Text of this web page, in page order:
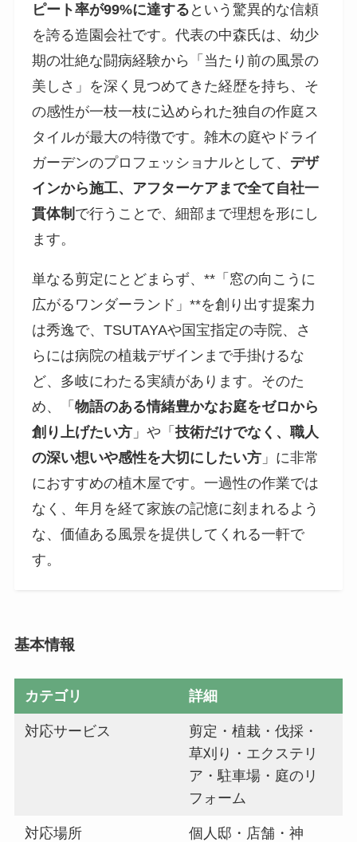
ピート率が99%に達する という驚異的な信頼
を誇る造園会社です。代表の中森氏は、幼少
期の壮絶な闘病経験から「当たり前の風景の
美しさ」を深く見つめてきた経歴を持ち、そ
の感性が一枝一枝に込められた独自の作庭ス
タイルが最大の特徴です。雑木の庭やドライ
ガーデンのプロフェッショナルとして、 デザ
インから施工、アフターケアまで全て自社一
貫体制 で行うことで、細部まで理想を形にし
ます。
単なる剪定にとどまらず、**「窓の向こうに
広がるワンダーランド」**を創り出す提案力
は秀逸で、TSUTAYAや国宝指定の寺院、さ
らには病院の植栽デザインまで手掛けるな
ど、多岐にわたる実績があります。そのた
め、「物語のある情緒豊かなお庭をゼロから
創り上げたい方 」や「技術だけでなく、職人
の深い想いや感性を大切にしたい方 」に非常
におすすめの植木屋です。一過性の作業では
なく、年月を経て家族の記憶に刻まれるよう
な、価値ある風景を提供してくれる一軒で
す。
基本情報
カテゴリ 詳細
対応サービス
剪定・植栽・伐採・
草刈り・エクステリ
ア・駐車場・庭のリ
フォーム
対応場所
個人邸・店舗・神